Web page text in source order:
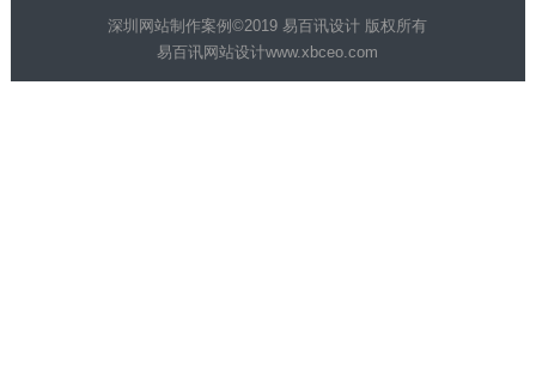
深圳网站制作案例©2019 易百讯设计 版权所有
易百讯网站设计www.xbceo.com